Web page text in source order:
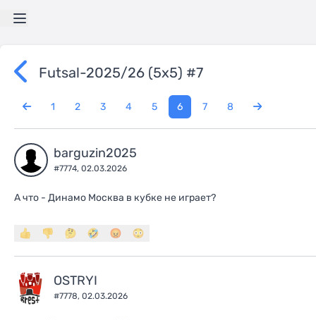
Futsal-2025/26 (5х5) #7
1 2 3 4 5 6 7 8
barguzin2025
#7774, 02.03.2026
А что - Динамо Москва в кубке не играет?
OSTRYI
#7778, 02.03.2026